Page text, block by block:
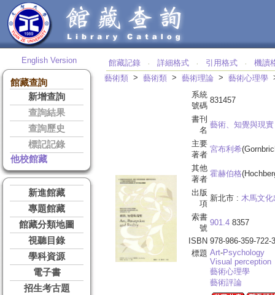
English Version
館藏查詢
新增查詢
查詢結果
查詢歷史
標記記錄
他校館藏
新進館藏
專題館藏
館藏分類地圖
視聽目錄
學科資源
電子書
招生考古題
館藏記錄 ‧ 詳細格式 ‧ 引用格式 ‧
機讀
藝術類 > 藝術類 > 藝術理論 > 藝術心理學
系統
號碼
831457
書刊
名
藝術、知覺與現實
主要
著者
宮布利希
其他
著者
霍赫伯格
出版
項
新北市 : 木馬文化
索書
號
901.4 8357
ISBN 978-986-359-722-3
標題 Art-Psychology
Visual perception
藝術心理學
藝術評論